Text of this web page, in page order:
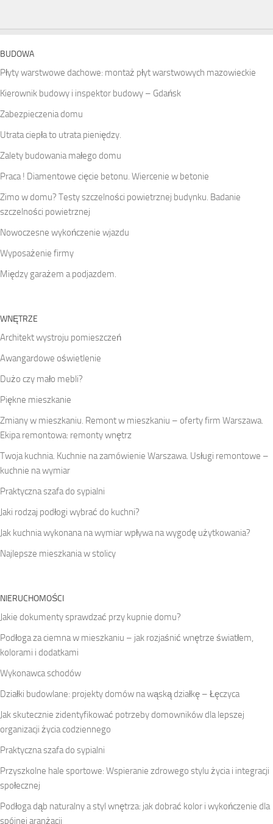
BUDOWA
Płyty warstwowe dachowe: montaż płyt warstwowych mazowieckie
Kierownik budowy i inspektor budowy – Gdańsk
Zabezpieczenia domu
Utrata ciepła to utrata pieniędzy.
Zalety budowania małego domu
Praca ! Diamentowe cięcie betonu. Wiercenie w betonie
Zimo w domu? Testy szczelności powietrznej budynku. Badanie
szczelności powietrznej
Nowoczesne wykończenie wjazdu
Wyposażenie firmy
Między garażem a podjazdem.
WNĘTRZE
Architekt wystroju pomieszczeń
Awangardowe oświetlenie
Dużo czy mało mebli?
Piękne mieszkanie
Zmiany w mieszkaniu. Remont w mieszkaniu – oferty firm Warszawa.
Ekipa remontowa: remonty wnętrz
Twoja kuchnia. Kuchnie na zamówienie Warszawa. Usługi remontowe –
kuchnie na wymiar
Praktyczna szafa do sypialni
Jaki rodzaj podłogi wybrać do kuchni?
Jak kuchnia wykonana na wymiar wpływa na wygodę użytkowania?
Najlepsze mieszkania w stolicy
NIERUCHOMOŚCI
Jakie dokumenty sprawdzać przy kupnie domu?
Podłoga za ciemna w mieszkaniu – jak rozjaśnić wnętrze światłem,
kolorami i dodatkami
Wykonawca schodów
Działki budowlane: projekty domów na wąską działkę – Łęczyca
Jak skutecznie zidentyfikować potrzeby domowników dla lepszej
organizacji życia codziennego
Praktyczna szafa do sypialni
Przyszkolne hale sportowe: Wspieranie zdrowego stylu życia i integracji
społecznej
Podłoga dąb naturalny a styl wnętrza: jak dobrać kolor i wykończenie dla
spójnej aranżacji